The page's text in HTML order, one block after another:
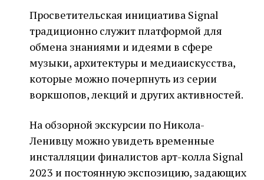
Просветительская инициатива Signal
традиционно служит платформой для
обмена знаниями и идеями в сфере
музыки, архитектуры и медиаискусства,
которые можно почерпнуть из серии
воркшопов, лекций и других активностей.
На обзорной экскурсии по Никола-
Ленивцу можно увидеть временные
инсталляции финалистов арт-колла Signal
2023 и постоянную экспозицию, задающих